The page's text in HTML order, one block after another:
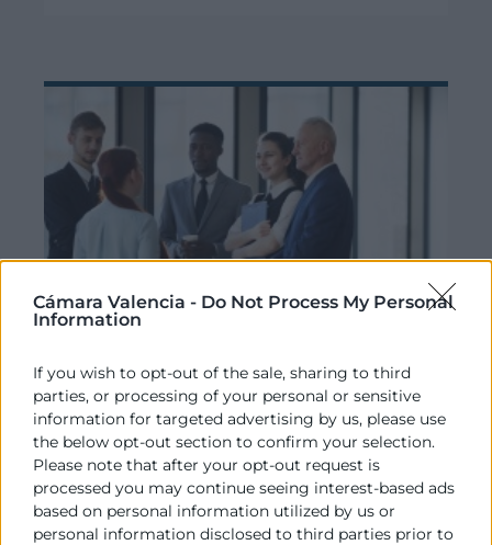
Cámara Valencia - Do Not Process My Personal
Information
If you wish to opt-out of the sale, sharing to third
parties, or processing of your personal or sensitive
information for targeted advertising by us, please use
the below opt-out section to confirm your selection.
Please note that after your opt-out request is
processed you may continue seeing interest-based ads
based on personal information utilized by us or
personal information disclosed to third parties prior to
Cursos actualización
Profesionalización de los Consejos
de Administración de la empresa
familiar